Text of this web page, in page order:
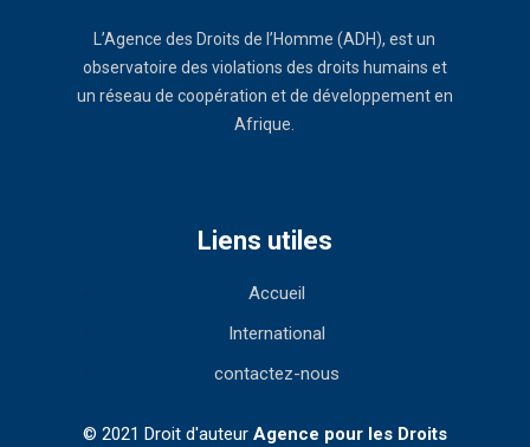
L’Agence des Droits de l’Homme (ADH), est un
observatoire des violations des droits humains et
un réseau de coopération et de développement en
Afrique.
Liens utiles
Accueil
International
contactez-nous
© 2021 Droit d'auteur Agence pour les Droits